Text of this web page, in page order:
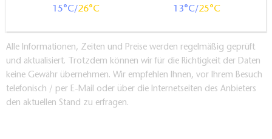
sehr steile Rampen (gleiche Steigung wie die Treppen)
zugänglich ist. Zugang ohne Hilfsperson nicht erlaubt.
PKW-Stellplätze
Anzahl der ausgewiesenen Behindertenparkplätze in
der Nähe des Eingangs: 2
15 26 13 25
Alle Informationen, Zeiten und Preise werden regelmäßig geprüft
und aktualisiert. Trotzdem können wir für die Richtigkeit der Daten
keine Gewähr übernehmen. Wir empfehlen Ihnen, vor Ihrem Besuch
telefonisch / per E-Mail oder über die Internetseiten des Anbieters
den aktuellen Stand zu erfragen.